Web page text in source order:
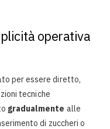
operativa
per essere diretto,
tecniche
gradualmente alle
di zuccheri o